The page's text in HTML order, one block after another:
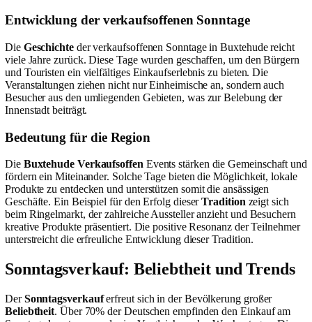
Entwicklung der verkaufsoffenen Sonntage
Die Geschichteder verkaufsoffenen Sonntage in Buxtehude reicht
viele Jahre zurück. Diese Tage wurden geschaffen, um den Bürgern
und Touristen ein vielfältiges Einkaufserlebnis zu bieten. Die
Veranstaltungen ziehen nicht nur Einheimische an, sondern auch
Besucher aus den umliegenden Gebieten, was zur Belebung der
Innenstadt beiträgt.
Bedeutung für die Region
Die Buxtehude Verkaufsoffen Events stärken die Gemeinschaft und
fördern ein Miteinander. Solche Tage bieten die Möglichkeit, lokale
Produkte zu entdecken und unterstützen somit die ansässigen
Geschäfte. Ein Beispiel für den Erfolg dieserTradition zeigt sich
beim Ringelmarkt, der zahlreiche Aussteller anzieht und Besuchern
kreative Produkte präsentiert. Die positive Resonanz der Teilnehmer
unterstreicht die erfreuliche Entwicklung dieser Tradition.
Sonntagsverkauf: Beliebtheit und Trends
DerSonntagsverkauferfreut sich in der Bevölkerung großer
Beliebtheit. Über 70% der Deutschen empfinden den Einkauf am